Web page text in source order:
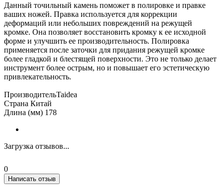
Данный точильный камень поможет в полировке и правке
ваших ножей. Правка используется для коррекции
деформаций или небольших повреждений на режущей
кромке. Она позволяет восстановить кромку к ее исходной
форме и улучшить ее производительность. Полировка
применяется после заточки для придания режущей кромке
более гладкой и блестящей поверхности. Это не только делает
инструмент более острым, но и повышает его эстетическую
привлекательность.
ПроизводительTaidea
Страна Китай
Длина (мм) 178
Загрузка отзывов...
0
Написать отзыв